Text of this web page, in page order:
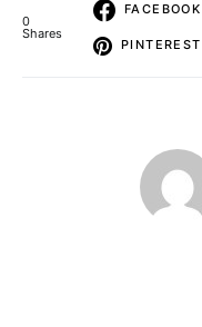
0
Shares
FACEBOOK
PINTEREST